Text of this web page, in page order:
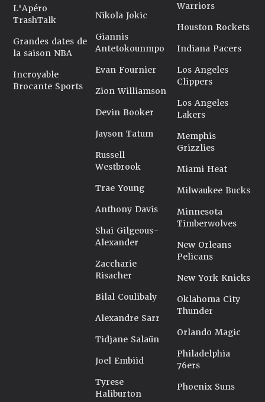
L'Apéro
TrashTalk
Grandes dates de
la saison NBA
Incroyable
Brocante Sports
Nikola Jokic
Giannis
Antetokounmpo
Evan Fournier
Zion Williamson
Devin Booker
Jayson Tatum
Russell
Westbrook
Trae Young
Anthony Davis
Shai Gilgeous-
Alexander
Zaccharie
Risacher
Bilal Coulibaly
Alexandre Sarr
Tidjane Salaün
Joel Embiid
Tyrese
Haliburton
Warriors
Houston Rockets
Indiana Pacers
Los Angeles
Clippers
Los Angeles
Lakers
Memphis
Grizzlies
Miami Heat
Milwaukee Bucks
Minnesota
Timberwolves
New Orleans
Pelicans
New York Knicks
Oklahoma City
Thunder
Orlando Magic
Philadelphia
76ers
Phoenix Suns